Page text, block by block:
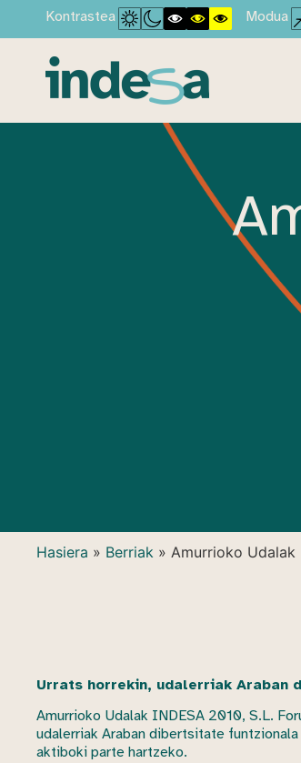
Kontrastea Modua
Hasiera » Berriak » Amurrioko Udalak
Urrats horrekin, udalerriak Araban
Amurrioko Udalak INDESA 2010, S.L.
udalerriak Araban dibertsitate
aktiboki parte hartzeko.